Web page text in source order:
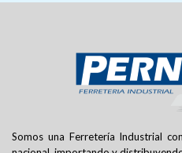
Somos una Ferretería Industrial